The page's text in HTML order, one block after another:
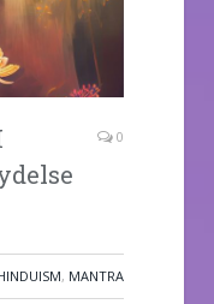
0
, MANTRA